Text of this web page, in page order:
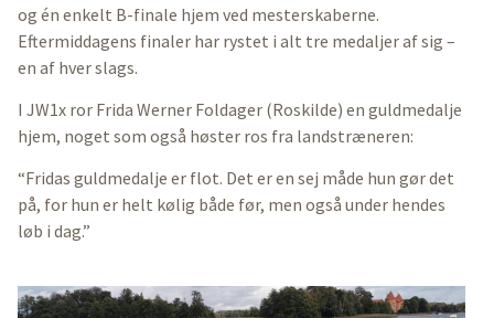
og én enkelt B-finale hjem ved mesterskaberne.
Eftermiddagens finaler har rystet i alt tre medaljer af sig –
en af hver slags.
I JW1x ror Frida Werner Foldager (Roskilde) en guldmedalje
hjem, noget som også høster ros fra landstræneren:
“Fridas guldmedalje er flot. Det er en sej måde hun gør det
på, for hun er helt kølig både før, men også under hendes
løb i dag.”